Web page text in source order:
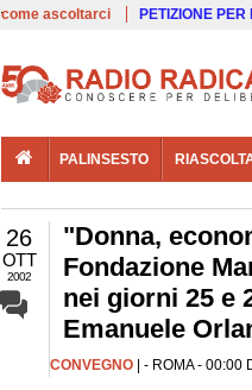
come ascoltarci PETIZIONE
PALINSESTO
26
OTT
2002
"Donna,
Fondazione
nei giorni 25 e
Emanuele
CONVEGNO | - ROMA - 00:00